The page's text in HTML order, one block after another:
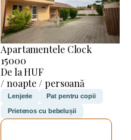
Apartamentele Clock
15000
De la HUF
/ noapte / persoană
Lenjerie Pat pentru copii
Prietenos cu bebelușii